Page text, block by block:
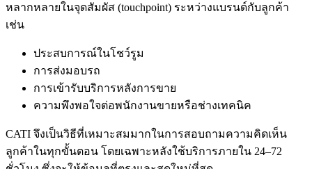
หลากหลายในจุดสัมผัส (touchpoint) ระหว่างแบรนด์กับลูกค้า
เช่น
ประสบการณ์ในโชว์รูม
การส่งมอบรถ
การเข้ารับบริการหลังการขาย
ความพึงพอใจต่อพนักงานขายหรือช่างเทคนิค
CATI จึงเป็นวิธีที่เหมาะสมมากในการสอบถามความคิดเห็น
ลูกค้าในทุกขั้นตอน โดยเฉพาะหลังใช้บริการภายใน 24–72